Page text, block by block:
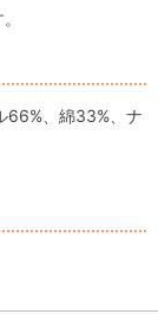
66%、綿33%、ナ